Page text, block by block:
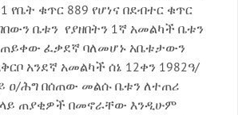
የቤት ቁጥር 889 የሆነና በደብተር ቁጥር
ቤቱን የያዘበትን 1ኛ አመልካች ቤቱን
ፈቃደኛ ባለመሆኑ አቤቱታውን
አንደኛ አመልካች ሰኔ 12ቀን 1982ዓ/
ዐ/ሕግ በሰጠው መልሱ ቤቱን ለተጠሪ
ጠያቂዎች በመኖራቸው እንዲሁም